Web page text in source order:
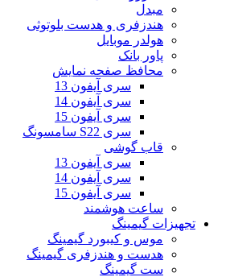
مبدل
هندزفری و هدست بلوتوثی
هولدر موبایل
پاور بانک
محافظ صفحه نمایش
سری آیفون 13
سری آیفون 14
سری آیفون 15
سری S22 سامسونگ
قاب گوشی
سری آیفون 13
سری آیفون 14
سری آیفون 15
ساعت هوشمند
تجهیزات گیمینگ
موس و کیبورد گیمینگ
هدست و هندزفری گیمینگ
ست گیمینگ